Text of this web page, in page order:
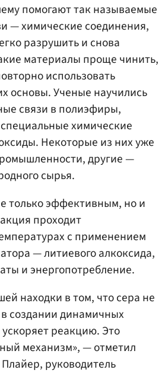
помогают так называемые
— химические соединения,
разрушить и снова
материалы проще чинить,
использовать
основы. Ученые научились
связи в полиэфиры,
химические
Некоторые из них уже
другие —
сырья.
только эффективным, но и
проходит
с применением
— литиевого алкоксида,
и энергопотребление.
находки в том, что сера не
в создании динамичных
реакцию. Это
механизм», — отметил
руководитель